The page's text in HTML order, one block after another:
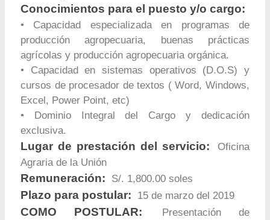
Conocimientos para el puesto y/o cargo:
• Capacidad especializada en programas de
producción agropecuaria, buenas prácticas
agrícolas y producción agropecuaria orgánica.
• Capacidad en sistemas operativos (D.O.S) y
cursos de procesador de textos ( Word, Windows,
Excel, Power Point, etc)
• Dominio Integral del Cargo y dedicación
exclusiva.
Lugar de prestación del servicio:
Oficina
Agraria de la Unión
Remuneración: S/. 1,800.00 soles
Plazo para postular: 15 de marzo del 2019
COMO POSTULAR:
Presentación de